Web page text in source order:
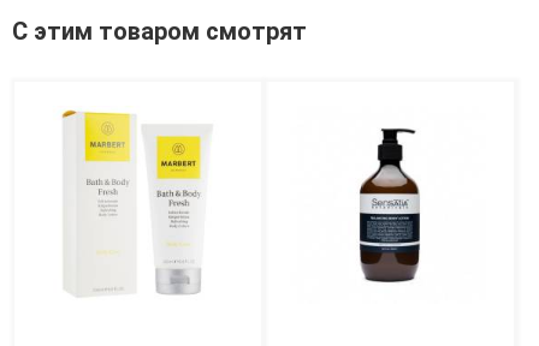
Туалетная вода для тела
Мужчинам
Для бороды и усов
Наборы косметики для мужчин
Средства для бритья
Уход для лица
Уход для тела
С этим товаром смотрят